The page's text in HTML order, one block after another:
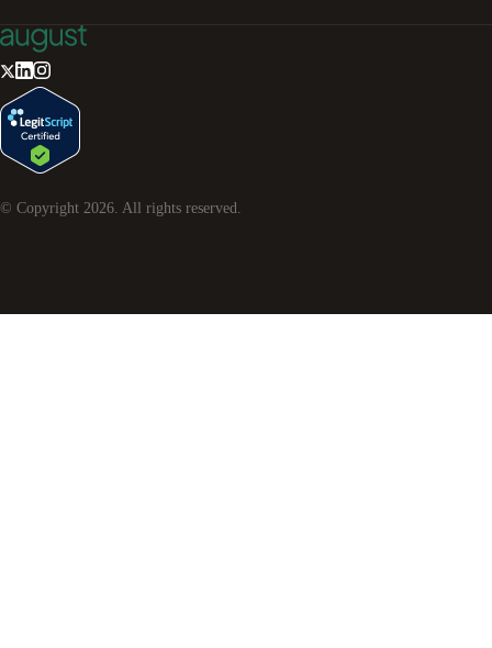
© Copyright 2026. All rights reserved.